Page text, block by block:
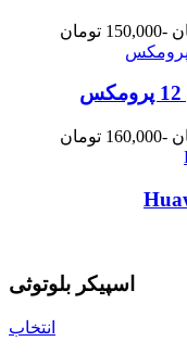
-150,000 تومان
-160,000 تومان
اسپیکر بلوتوثی
انتخاب